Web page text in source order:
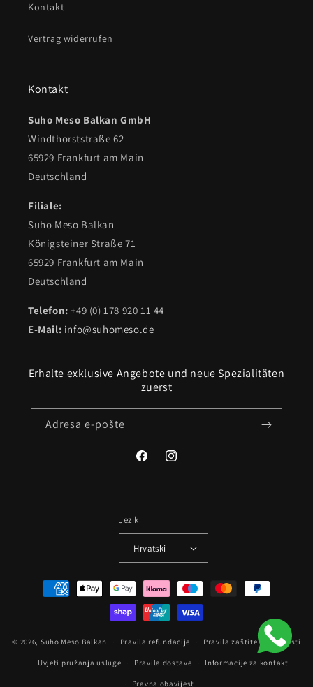
Kontakt
Vertrag widerrufen
Kontakt
Suho Meso Balkan GmbH
Windthorststraße 62
65929 Frankfurt am Main
Deutschland
Filiale:
Suho Meso Balkan
Königsteiner Straße 71
65929 Frankfurt am Main
Deutschland
Telefon: +49 (0) 178 920 11 44
E-Mail: info@suhomeso.de
Erhalte exklusive Angebote und neue Spezialitäten
zuerst
Adresa e-pošte
FacebookInstagram
Jezik
Hrvatski
Načini
plaćanja
© 2026, Suho Meso Balkan Pravila refundacije Pravila zaštite privatnosti
Uvjeti pružanja usluge Pravila dostave Informacije za kontakt
Pravna obavijest